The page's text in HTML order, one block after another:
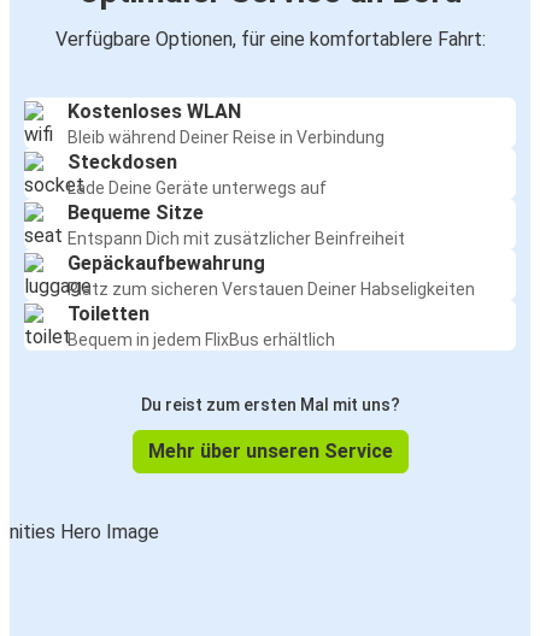
Verfügbare Optionen, für eine komfortablere Fahrt:
Kostenloses WLAN
Bleib während Deiner Reise in Verbindung
Steckdosen
Lade Deine Geräte unterwegs auf
Bequeme Sitze
Entspann Dich mit zusätzlicher Beinfreiheit
Gepäckaufbewahrung
Platz zum sicheren Verstauen Deiner Habseligkeiten
Toiletten
Bequem in jedem FlixBus erhältlich
Du reist zum ersten Mal mit uns?
Mehr über unseren Service